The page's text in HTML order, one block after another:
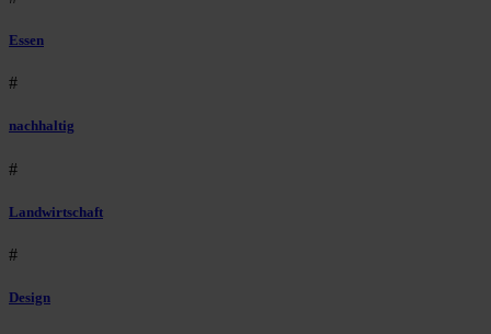
Essen
#
nachhaltig
#
Landwirtschaft
#
Design